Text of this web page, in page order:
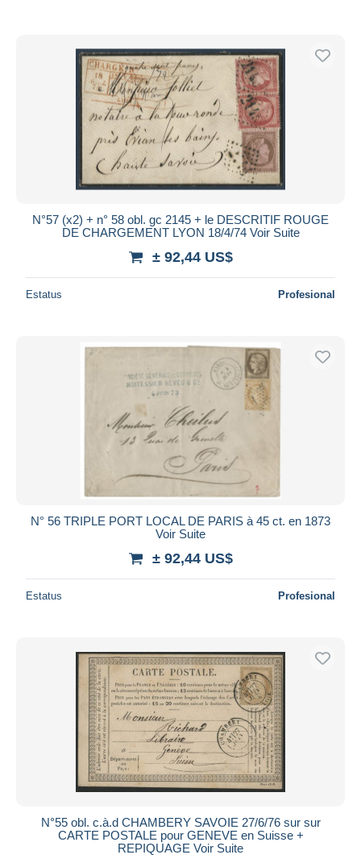
N°57 (x2) + n° 58 obl. gc 2145 + le DESCRITIF ROUGE
DE CHARGEMENT LYON 18/4/74 Voir Suite
± 92,44 US$
Estatus Profesional
N° 56 TRIPLE PORT LOCAL DE PARIS à 45 ct. en 1873
Voir Suite
± 92,44 US$
Estatus Profesional
N°55 obl. c.à.d CHAMBERY SAVOIE 27/6/76 sur sur
CARTE POSTALE pour GENEVE en Suisse +
REPIQUAGE Voir Suite